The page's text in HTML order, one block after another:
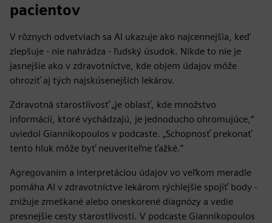
pacientov
V rôznych odvetviach sa AI ukazuje ako najcennejšia, keď
zlepšuje - nie nahrádza - ľudský úsudok. Nikde to nie je
jasnejšie ako v zdravotníctve, kde objem údajov môže
ohroziť aj tých najskúsenejších lekárov.
Zdravotná starostlivosť „je oblasť, kde množstvo
informácií, ktoré vychádzajú, je jednoducho ohromujúce,“
uviedol Giannikopoulos v podcaste. „Schopnosť prekonať
tento hluk môže byť neuveriteľne ťažké.“
Agregovaním a interpretáciou údajov vo veľkom meradle
pomáha AI v zdravotníctve lekárom rýchlejšie spojiť body -
znižuje zmeškané alebo oneskorené diagnózy a vedie
presnejšie cesty starostlivosti. V podcaste Giannikopoulos